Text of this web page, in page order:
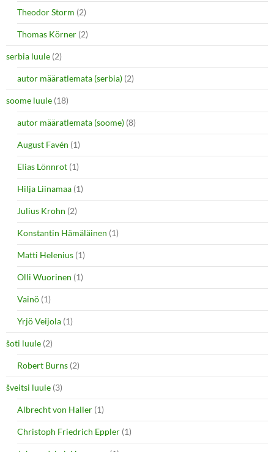
Theodor Storm (2)
Thomas Körner (2)
serbia luule (2)
autor määratlemata (serbia) (2)
soome luule (18)
autor määratlemata (soome) (8)
August Favén (1)
Elias Lönnrot (1)
Hilja Liinamaa (1)
Julius Krohn (2)
Konstantin Hämäläinen (1)
Matti Helenius (1)
Olli Wuorinen (1)
Vainö (1)
Yrjö Veijola (1)
šoti luule (2)
Robert Burns (2)
šveitsi luule (3)
Albrecht von Haller (1)
Christoph Friedrich Eppler (1)